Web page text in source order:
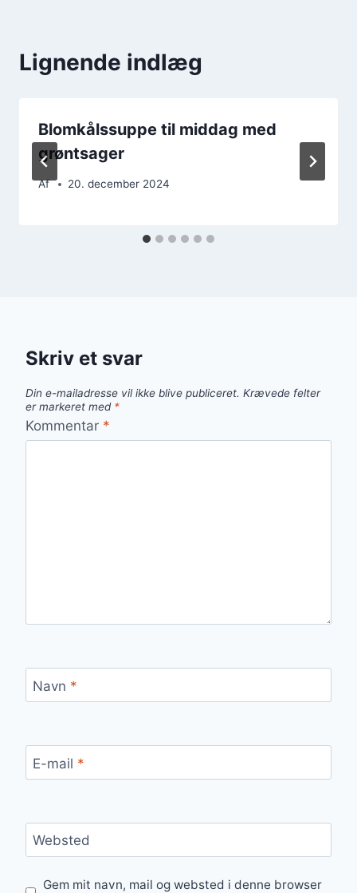
Lignende indlæg
Blomkålssuppe til middag med
grøntsager
Af 20. december 2024
Skriv et svar
Din e-mailadresse vil ikke blive publiceret. Krævede felter
er markeret med *
Kommentar *
Navn *
E-mail *
Websted
Gem mit navn, mail og websted i denne browser